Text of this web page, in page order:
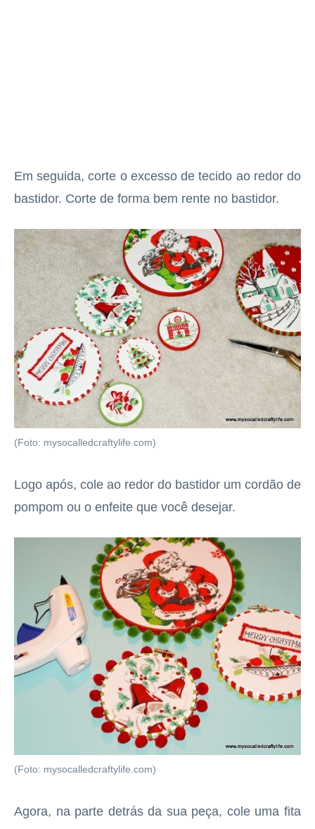
Em seguida, corte o excesso de tecido ao redor do
bastidor. Corte de forma bem rente no bastidor.
(Foto: mysocalledcraftylife.com)
Logo após, cole ao redor do bastidor um cordão de
pompom ou o enfeite que você desejar.
(Foto: mysocalledcraftylife.com)
Agora, na parte detrás da sua peça, cole uma fita